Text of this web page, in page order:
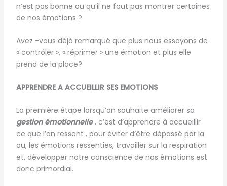
n’est pas bonne ou qu’il ne faut pas montrer certaines
de nos émotions ?
Avez -vous déjà remarqué que plus nous essayons de
« contrôler », « réprimer » une émotion et plus elle
prend de la place?
APPRENDRE A ACCUEILLIR SES EMOTIONS
La première étape lorsqu’on souhaite améliorer sa
gestion émotionnelle, c’est d’apprendre à accueillir
ce que l’on ressent , pour éviter d’être dépassé par la
ou, les émotions ressenties, travailler sur la respiration
et, développer notre conscience de nos émotions est
donc primordial.